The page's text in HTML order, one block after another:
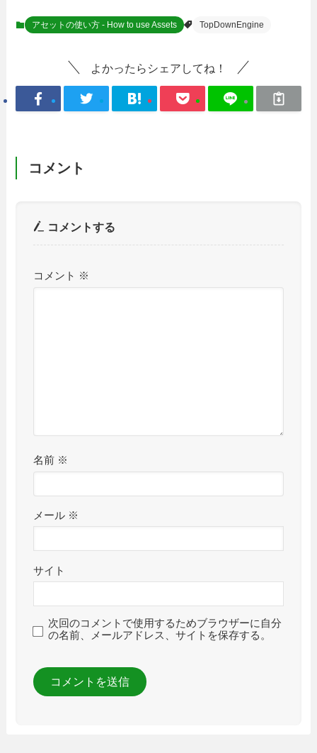
アセットの使い方 - How to use Assets TopDownEngine
よかったらシェアしてね！
コメント
コメントする
コメント ※
名前 ※
メール ※
サイト
次回のコメントで使用するためブラウザーに自分
の名前、メールアドレス、サイトを保存する。